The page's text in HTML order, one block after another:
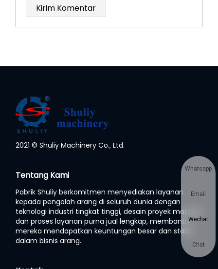
2021 © Shuliy Machinery Co., Ltd.
Tentang Kami
Pabrik Shuliy berkomitmen menyediakan layanan
kepada pengolah arang di seluruh dunia dengan
teknologi industri tingkat tinggi, desain proyek matang,
dan proses layanan purna jual lengkap, membantu
mereka mendapatkan keuntungan besar dan stabil
dalam bisnis arang.
Whatsapp
Email
Wechat
Chat